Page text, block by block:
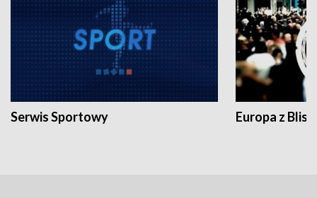
Serwis Sportowy Europa z